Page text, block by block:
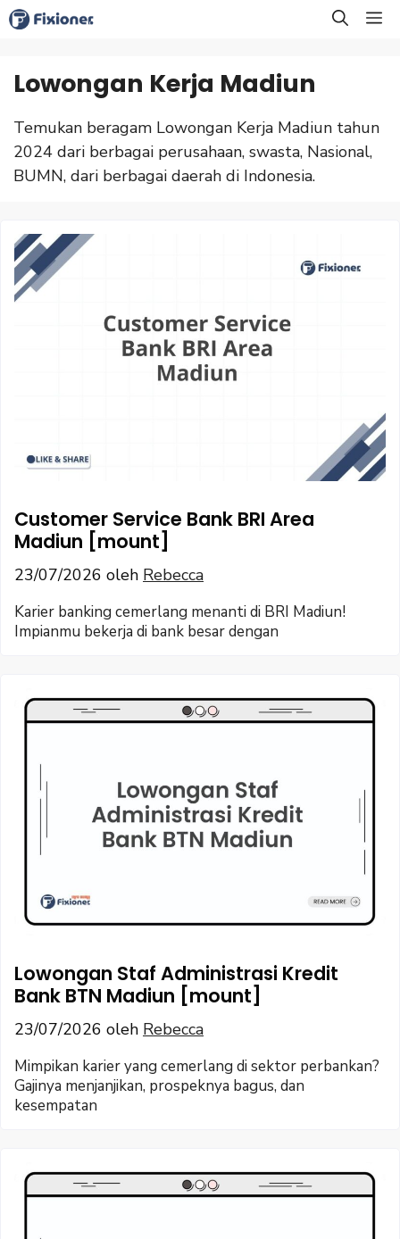
Langsung
ke
Lowongan Kerja Madiun
Temukan beragam Lowongan Kerja Madiun tahun
2024 dari berbagai perusahaan, swasta, Nasional,
BUMN, dari berbagai daerah di Indonesia.
Customer Service Bank BRI Area
Madiun [mount]
23/07/2026 oleh Rebecca
Karier banking cemerlang menanti di BRI Madiun!
Impianmu bekerja di bank besar dengan
Lowongan Staf Administrasi Kredit
Bank BTN Madiun [mount]
23/07/2026 oleh Rebecca
Mimpikan karier yang cemerlang di sektor perbankan?
Gajinya menjanjikan, prospeknya bagus, dan
kesempatan